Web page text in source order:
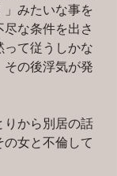
」みたいな事を
な条件を出さ
って従うしかな
その後浮気が発
りから別居の話
の女と不倫して